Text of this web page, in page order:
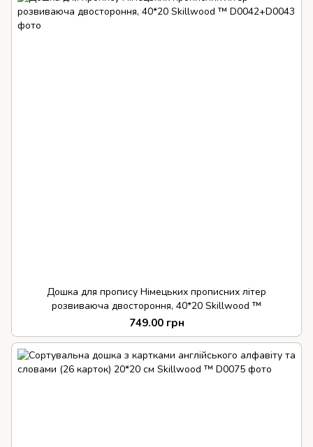
Дошка для пропису Німецьких прописних літер
розвиваюча двостороння, 40*20 Skillwood ™
749.00 грн